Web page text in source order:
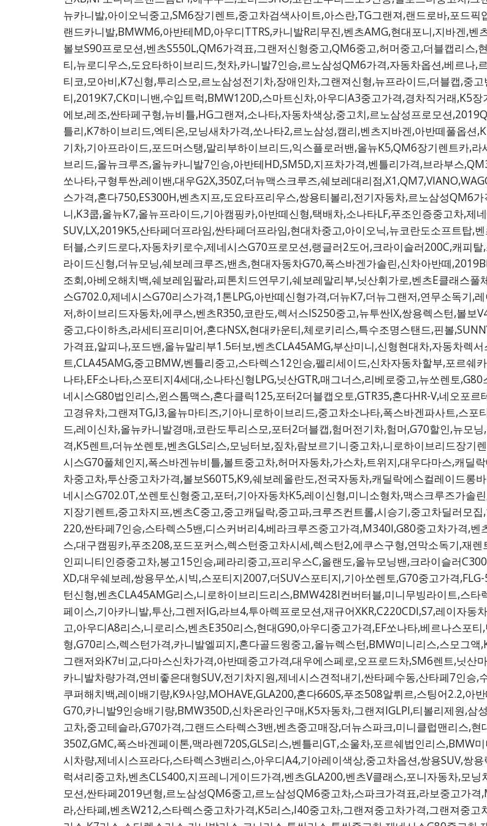
뉴카니발,아이오닉중고,SM6장기렌트,중고차검색사이트,아스란,TG그랜져,랜드로바,포드
랜드카니발,BMWM6,아반테MD,아우디TTRS,카니발R리무진,벤츠AMG,현대포니,지바겐,벤
볼보S90프로모션,벤츠S550L,QM6가격표,그랜저신형중고,QM6중고,허머중고,더블캡리스,
티,뉴로디우스,도요타하이브리드,첫차,카니발7인승,르노삼성QM6가격,자동차옵션,베르나
티코,모아비,K7신형,투리스모,르노삼성전기차,장애인차,그랜져신형,뉴프라이드,더블캡,중
티,2019K7,CK미니밴,수입트럭,BMW120D,스마트신차,아우디A3중고가격,경차직거래,K5
에보,레조,싼타페구형,뉴비틀,HG그랜져,소나타,자동차색상,중고치,르노삼성프로모션
틀리,K7하이브리드,엑티온,모닝새차가격,쏘나타2,르노삼성,캠리,벤츠지바겐,아반떼풀옵션
기차,기아프라이드,포드머스탱,말리부하이브리드,익스플로러밴,올뉴K5,QM6장기렌트카,
브리드,올뉴크루즈,올뉴카니발7인승,아반테HD,SM5D,지프차가격,벤틀리가격,브라부스
쏘나타,구형투싼,레이밴,대우G2X,350Z,더뉴맥스크루즈,쉐보레대리점
스가격,혼다750,ES300H,벤츠지프,도요타프리우스,쌍용티볼리,전기자동차,르노삼성QM6
니,K3쿱,올뉴K7,올뉴프라이드,기아캠핑카,아반떼신형,택배차,소나타LF,푸조인증중고차,제
SUV,LX,2019K5,산타페더프라임,싼타페더프라임,현대차중고,아이오닉,뉴코란도소프트탑,
터블,스키드로다,자동차키로수,제네시스G70프로모션,랭글러2도어,크라이슬러200C,캐피
라이드신형,더뉴모닝,쉐보레크루즈,밴츠,현대자동차G70,폭스바겐가솔린,신차아반떼
조회,아베오해치백,쉐보레임팔라,피톤치드연무기,쉐보레말리부,닛산휘가로,벤츠E클래스
스G702.0,제네시스G70리스가격,1톤LPG,아반떼신형가격,더뉴K7,더뉴그랜저,연무소독기,
저,하이브리드자동차,에쿠스,벤츠R350,코란도,렉서스IS250중고,뉴투싼IX,쌍용렉스턴,볼보
중고,다이하츠,라세티프리미어,혼다NSX,현대카운티,체로키리스,특수조명스탠드,핀볼
가격표,알피나,포드밴,올뉴말리부1.5터보,벤츠CLA45AMG,부산미니,신형현대차,자동차렉
트,CLA45AMG,중고BMW,벤틀리중고,스타렉스12인승,펠리세이드,신차자동차할부,포르쉐
나타,EF소나타,스포티지4세대,소나타신형LPG,닛산GTR,매그너스,리베로중고,뉴쏘렌토
네시스G80법인리스,윈스톰맥스,혼다클릭125,포터2더블캡오토,GTR35,혼다HR-V,네오포
고경유차,그랜져TG,I3,올뉴마티즈,기아니로하이브리드,중고차소나타,폭스바겐파사트,스
드,레이신차,올뉴카니발경매,코란도투리스모,포터2더블캡,험머전기차,험머,G70할인,뉴모
격,K5렌트,더뉴쏘렌토,벤츠GLS리스,모닝터보,짚차,람보르기니중고차,니로하이브리드장기
시스G70풀체인지,폭스바겐뉴비틀,볼트중고차,허머자동차,가스차,트위지,대우다마스,캐딜
차중고차,투산중고차가격,볼보S60T5,K9,쉐보레올란도,전국자동차,캐딜락에스컬레이드롱
네시스G702.0T,쏘렌토신형중고,포터,기아자동차K5,레이신형,미니소형차,맥스크루즈가솔
지장기렌트,중고차지프,벤츠C중고,중고캐딜락,중고파,크루즈컨트롤,시승기,중고차딜러모
220,싼타페7인승,스타렉스5밴,디스커버리4,베라크루즈중고가격,M340I,G80중고차가격,
스,대구캠핑카,푸조208,포드포커스,렉스턴중고차시세,렉스턴2,에쿠스구형,연막소독기,재
인피니티인증중고차,봉고15인승,페라리중고,프리우스C,올랜도,올뉴모닝밴,크라이슬러
XD,대우쉐보레,쌍용무쏘,시빅,스포티지2007,더SUV스포티지,기아쏘렌토,G70중고가격
턴신형,벤츠CLA45AMG리스,니로하이브리드리스,BMW428I컨버터블,미니무빙라이트,스
페이스,기아카니발,투산,그렌저IG,라브4,투아렉프로모션,재규어XKR,C220CDI,S7,레이자
고,아우디A8리스,니로리스,벤츠E350리스,현대G90,아우디중고가격,EF쏘나타,베르나스포
형,G70리스,렉스턴가격,카니발엘피지,혼다골드윙중고,올뉴렉스턴,BMW미니리스,스모그
그랜저와K7비교,다마스신차가격,아반떼중고가격,대우에스페로,오프로드차,SM6렌트,닛산
카니발차량가격,연비좋은대형SUV,전기차지원,제네시스견적내기,싼타페수동,산타페7인승
쿠퍼해치백,레이배기량,K9사양,MOHAVE,GLA200,혼다660S,푸조508알뤼르,스팅어2.2,아
G70,카니발9인승배기량,BMW350D,신차온라인구매,K5자동차,그랜져IGLPI,티볼리제원,삼
고차,중고테슬라,G70가격,그랜드스타렉스3밴,벤츠중고매장,더뉴스파크,미니클럽맨리스,
350Z,GMC,폭스바겐페이톤,맥라렌720S,GLS리스,벤틀리GT,소울차,포르쉐법인리스,BMW
시차량,제네시스프라다,스타렉스3밴리스,아우디A4,기아레이색상,중고차옵션,쌍용SUV,쌍
럭셔리중고차,벤츠CLS400,지프레니게이드가격,벤츠GLA200,벤츠V클래스,포니자동차,모
모션,싼타페2019년형,르노삼성QM6중고,르노삼성QM6중고차,스파크가격표,라보중고가
라,산타폐,벤츠W212,스타렉스중고차가격,K5리스,I40중고차,그랜져중고차가격,그랜져중